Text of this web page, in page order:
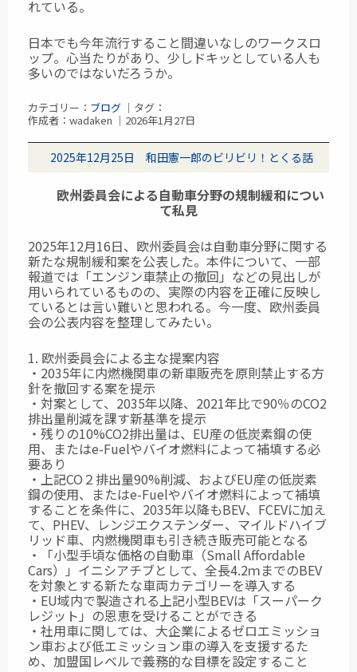
れている。
日本でも今年流行すること間違いなしのワークスロ
ップ。心当たりがあり、少しドキッとしている人も
多いのではないだろうか。
カテゴリー： ブログ ｜タグ：
作成者：wadaken ｜2026年1月27日
2025年12月25日 和田憲一郎のビリビリ！とくる話
欧州委員会による自動車分野の規制緩和につい
て私見
2025年12月16日、欧州委員会は自動車分野に関する
新たな規制緩和案を公表した。本件について、一部
報道では「エンジン車禁止の撤回」などの見出しが
用いられているものの、実際の内容を正確に反映し
ているとは言い難いと思われる。今一度、欧州委員
会の公表内容を整理してみたい。
1. 欧州委員会による主な提案内容
・2035年に内燃機関車の新車販売を原則禁止する方
針を撤回する案を提示
・対案として、2035年以降、2021年比で90％のCO2
排出量削減を課す新基準を提示
・残りの10%CO2排出量は、EU産の低炭素鋼の使
用、またはe-Fuelやバイオ燃料によって補填する必
要あり
・上記CO２排出量90%削減、およびEU産の低炭素
鋼の使用、またはe-Fuelやバイオ燃料によって補填
することを条件に、2035年以降もBEV、FCEVに加え
て、PHEV、レンジエクステンダー、マイルドハイブ
リッド車、内燃機関車も引き続き販売可能となる
・「小型手頃な価格の自動車（Small Affordable
Cars）」イニシアチブとして、全長4.2ｍまでのBEV
を対象とする新たな車両カテゴリーを導入する
・EU域内で製造される上記小型BEVは「スーパーク
レジット」の恩恵を受けることができる
・社用車に関しては、大企業によるゼロエミッショ
ン車および低エミッション車の導入を支援するた
め、加盟国レベルで義務的な目標を設定すること